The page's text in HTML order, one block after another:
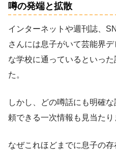
噂の発端と拡散
インターネットや週刊誌、
さんには息子がいて芸能界
な学校に通っているといっ
た。
しかし、どの噂話にも明確
頼できる一次情報も見当たり
なぜこれほどまでに息子の